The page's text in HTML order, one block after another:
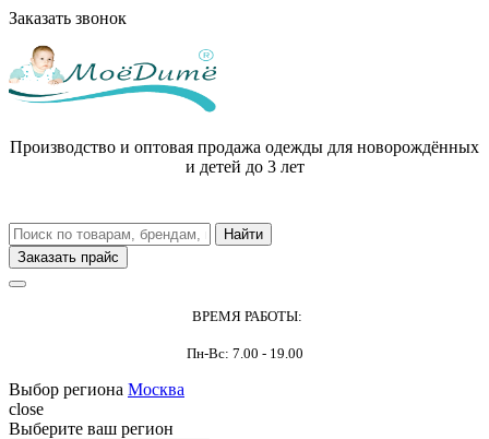
Заказать звонок
Производство и оптовая продажа одежды для новорождённых
и детей до 3 лет
Заказать прайс
ВРЕМЯ РАБОТЫ:
Пн-Вс: 7.00 - 19.00
Выбор региона Москва
close
Выберите ваш регион